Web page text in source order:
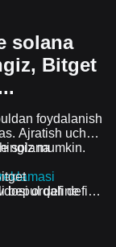
solana
Bitget
foydalanish
Ajratish uchun
mumkin.
solana
bepul define
airdrop bepul
orqali define